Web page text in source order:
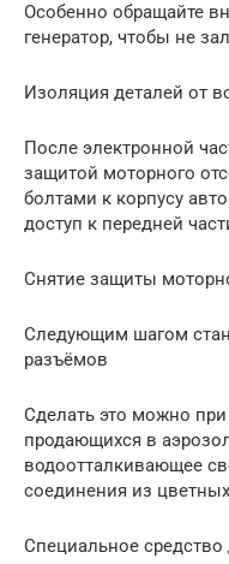
Особенно обращайте
генератор, чтобы не
Изоляция деталей от
После электронной
защитой моторного
болтами к корпусу
доступ к передней
Снятие защиты
Следующим шагом
разъёмов
Сделать это можно
продающихся в
водоотталкивающее
соединения из
Специальное